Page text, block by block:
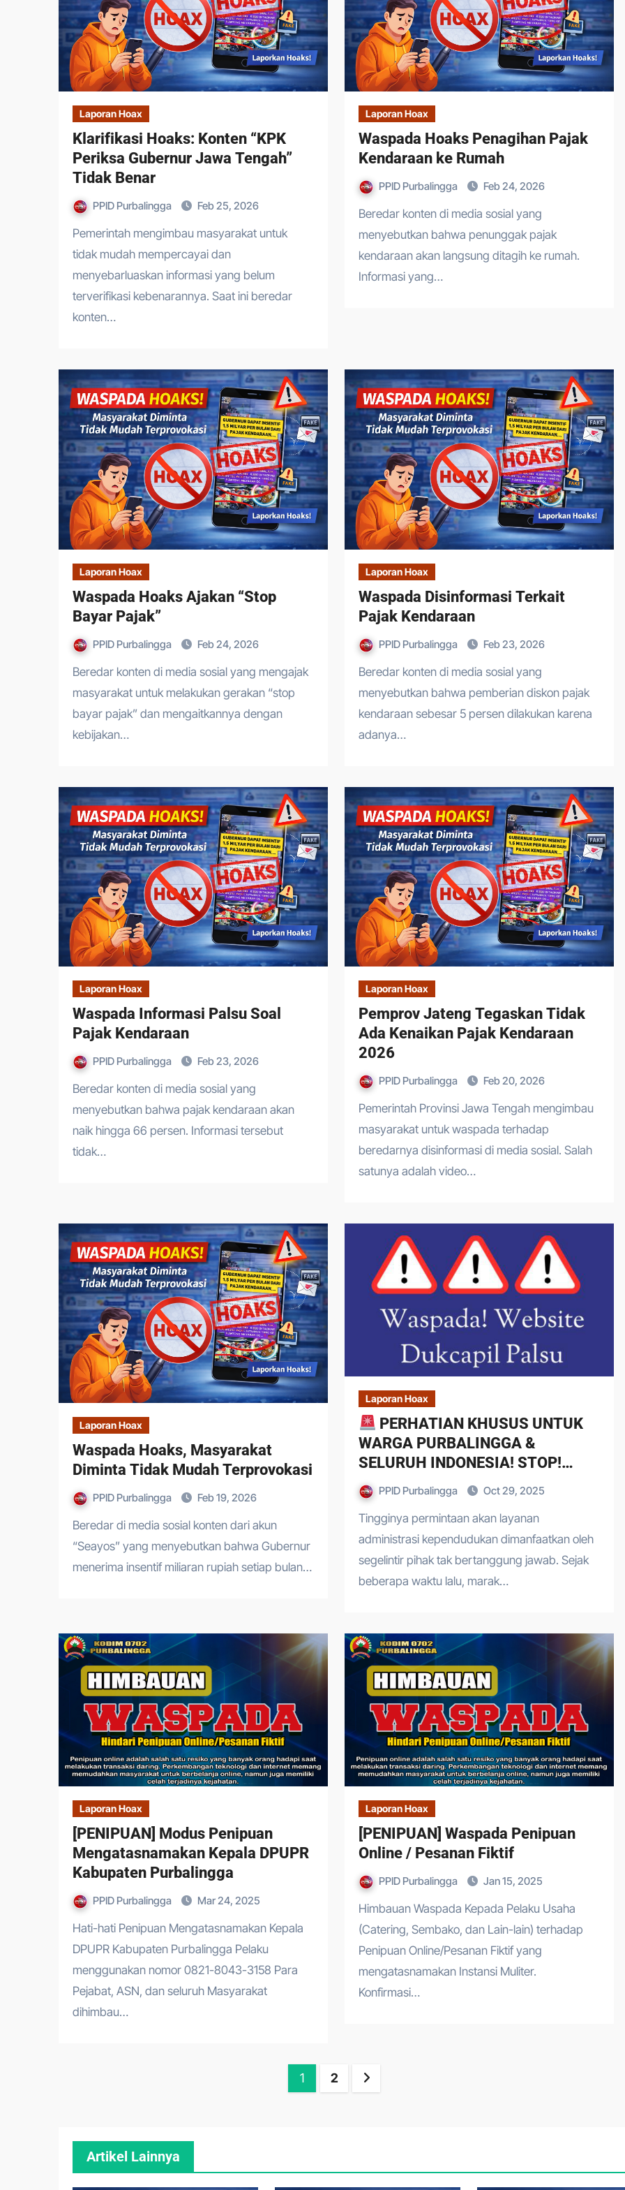
Laporan Hoax
Klarifikasi Hoaks: Konten “KPK
Periksa Gubernur Jawa Tengah”
Tidak Benar
PPID Purbalingga Feb 25, 2026
Pemerintah mengimbau masyarakat untuk
tidak mudah mempercayai dan
menyebarluaskan informasi yang belum
terverifikasi kebenarannya. Saat ini beredar
konten…
Laporan Hoax
Waspada Hoaks Penagihan Pajak
Kendaraan ke Rumah
PPID Purbalingga Feb 24, 2026
Beredar konten di media sosial yang
menyebutkan bahwa penunggak pajak
kendaraan akan langsung ditagih ke rumah.
Informasi yang…
Laporan Hoax
Waspada Hoaks Ajakan “Stop
Bayar Pajak”
PPID Purbalingga Feb 24, 2026
Beredar konten di media sosial yang mengajak
masyarakat untuk melakukan gerakan “stop
bayar pajak” dan mengaitkannya dengan
kebijakan…
Laporan Hoax
Waspada Disinformasi Terkait
Pajak Kendaraan
PPID Purbalingga Feb 23, 2026
Beredar konten di media sosial yang
menyebutkan bahwa pemberian diskon pajak
kendaraan sebesar 5 persen dilakukan karena
adanya…
Laporan Hoax
Waspada Informasi Palsu Soal
Pajak Kendaraan
PPID Purbalingga Feb 23, 2026
Beredar konten di media sosial yang
menyebutkan bahwa pajak kendaraan akan
naik hingga 66 persen. Informasi tersebut
tidak…
Laporan Hoax
Pemprov Jateng Tegaskan Tidak
Ada Kenaikan Pajak Kendaraan
2026
PPID Purbalingga Feb 20, 2026
Pemerintah Provinsi Jawa Tengah mengimbau
masyarakat untuk waspada terhadap
beredarnya disinformasi di media sosial. Salah
satunya adalah video…
Laporan Hoax
Waspada Hoaks, Masyarakat
Diminta Tidak Mudah Terprovokasi
PPID Purbalingga Feb 19, 2026
Beredar di media sosial konten dari akun
“Seayos” yang menyebutkan bahwa Gubernur
menerima insentif miliaran rupiah setiap bulan…
Laporan Hoax
PERHATIAN KHUSUS UNTUK
WARGA PURBALINGGA &
SELURUH INDONESIA! STOP!
BACA INI SAMPAI SELESAI.
PPID Purbalingga Oct 29, 2025
Tingginya permintaan akan layanan
administrasi kependudukan dimanfaatkan oleh
segelintir pihak tak bertanggung jawab. Sejak
beberapa waktu lalu, marak…
Laporan Hoax
[PENIPUAN] Modus Penipuan
Mengatasnamakan Kepala DPUPR
Kabupaten Purbalingga
PPID Purbalingga Mar 24, 2025
Hati-hati Penipuan Mengatasnamakan Kepala
DPUPR Kabupaten Purbalingga Pelaku
menggunakan nomor 0821-8043-3158 Para
Pejabat, ASN, dan seluruh Masyarakat
dihimbau…
Laporan Hoax
[PENIPUAN] Waspada Penipuan
Online / Pesanan Fiktif
PPID Purbalingga Jan 15, 2025
Himbauan Waspada Kepada Pelaku Usaha
(Catering, Sembako, dan Lain-lain) terhadap
Penipuan Online/Pesanan Fiktif yang
mengatasnamakan Instansi Muliter.
Konfirmasi…
Posts
1 2
Artikel Lainnya